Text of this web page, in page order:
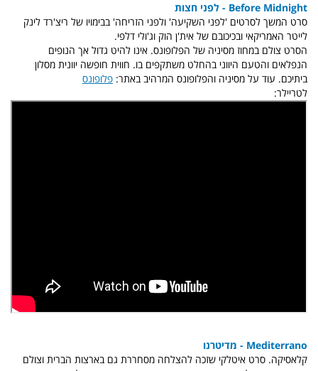
Before Midnight - לפני חצות
סרט המשך לסרטים 'לפני השקיעה' ולפני הזריחה' בבימויו של ריצ'רד לינק
לייטר האמריקאי ובכיכובם של אית'ן הוק וג'ולי דלפי.
הסרט צולם במחוז מסיניה של הפלופונס. אינו להיט גדול אך הנופים
הנפלאים והטעם היווני בהחלט משתקפים בו. חווית חופשה יוונית מסלון
ביתיכם. עוד על מסיניה והפלופונס המרהיב באתר: פלופונס
לטריילר:
Mediterrano - מדיטרנו
קלאסיקה. סרט איטלקי שזכה להצלחה מסחררת גם בארצות הברית וצולם